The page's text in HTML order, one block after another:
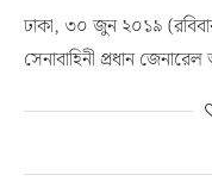
ঢাকা, ৩০ জুন ২০১৯
সেনাবাহিনী প্রধান